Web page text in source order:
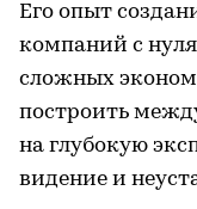
Его опыт
компаний с
сложных
построить
на глубокую
видение и